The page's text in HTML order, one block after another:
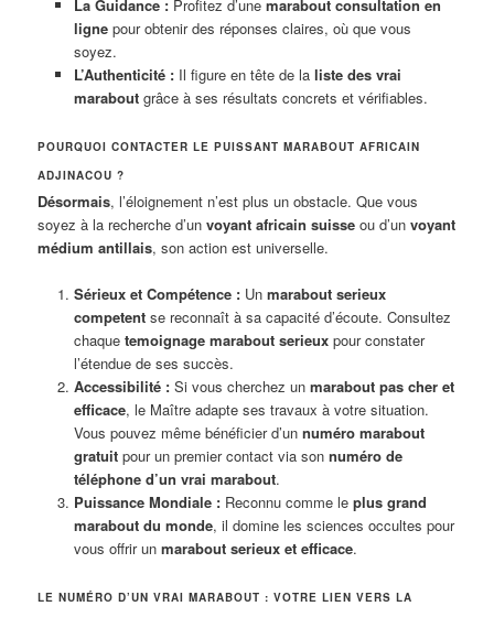
La Guidance :Profitez d’une marabout consultation en
lignepour obtenir des réponses claires, où que vous
soyez.
L’Authenticité :Il figure en tête de la liste des vrai
maraboutgrâce à ses résultats concrets et vérifiables.
POURQUOI CONTACTER LE PUISSANT MARABOUT AFRICAIN
ADJINACOU ?
Désormais, l’éloignement n’est plus un obstacle. Que vous
soyez à la recherche d’unvoyant africain suisse ou d’unvoyant
médium antillais, son action est universelle.
Sérieux et Compétence :Un marabout serieux
competentse reconnaît à sa capacité d’écoute. Consultez
chaque temoignage marabout serieuxpour constater
l’étendue de ses succès.
Accessibilité :Si vous cherchez un marabout pas cher et
efficace, le Maître adapte ses travaux à votre situation.
Vous pouvez même bénéficier d’un numéro marabout
gratuitpour un premier contact via son numéro de
téléphone d’un vrai marabout.
Puissance Mondiale :Reconnu comme le plus grand
marabout du monde, il domine les sciences occultes pour
vous offrir un marabout serieux et efficace.
LE NUMÉRO D’UN VRAI MARABOUT : VOTRE LIEN VERS LA